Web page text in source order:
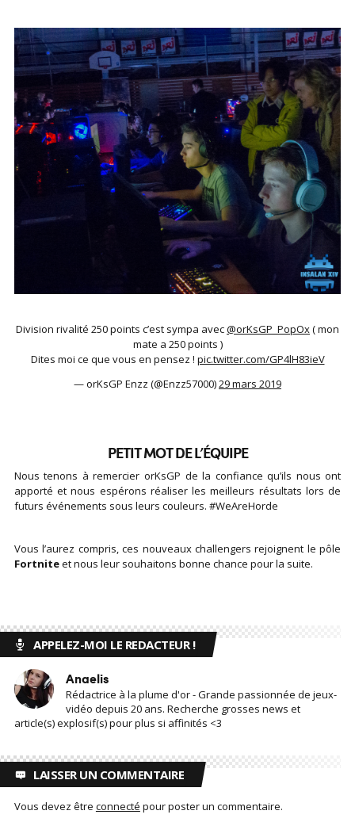
Division rivalité 250 points c’est sympa avec@orKsGP_PopOx( mon
mate a 250 points )
Dites moi ce que vous en pensez ! pic.twitter.com/GP4lH83ieV
— orKsGP Enzz (@Enzz57000)29 mars 2019
PETIT MOT DE L’ÉQUIPE
Nous tenons à remercier orKsGP de la confiance qu’ils nous ont
apporté et nous espérons réaliser les meilleurs résultats lors de
futurs événements sous leurs couleurs. #WeAreHorde
Vous l’aurez compris, ces nouveaux challengers rejoignent le pôle
Fortniteet nous leur souhaitons bonne chance pour la suite.
APPELEZ-MOI LE REDACTEUR !
Anaelis
Rédactrice à la plume d'or - Grande passionnée de jeux-
vidéo depuis 20 ans. Recherche grosses news et
article(s) explosif(s) pour plus si affinités <3
LAISSER UN COMMENTAIRE
Vous devez être connecté pour poster un commentaire.